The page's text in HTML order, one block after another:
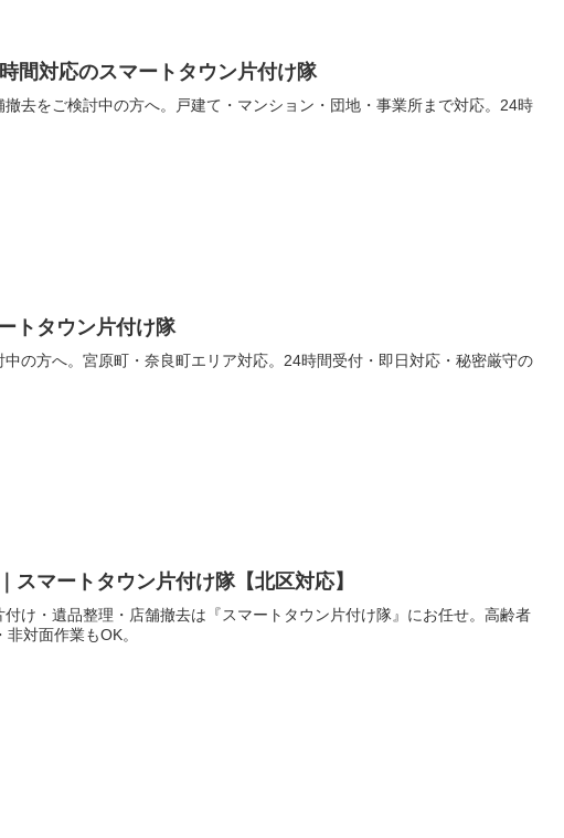
間対応のスマートタウン片付け隊
去をご検討中の方へ。戸建て・マンション・団地・事業所まで対応。24時
トタウン片付け隊
の方へ。宮原町・奈良町エリア対応。24時間受付・即日対応・秘密厳守の
マートタウン片付け隊【北区対応】
け・遺品整理・店舗撤去は『スマートタウン片付け隊』にお任せ。高齢者
対面作業もOK。